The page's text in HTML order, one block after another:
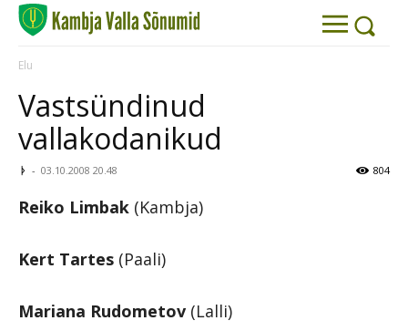
Elu
Vastsündinud
vallakodanikud
ᚦ - 03.10.2008 20.48 804
Reiko Limbak (Kambja)
Kert Tartes (Paali)
Mariana Rudometov (Lalli)